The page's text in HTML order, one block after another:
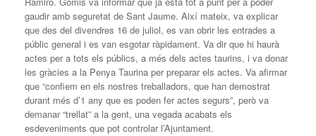
gaudir amb seguretat de Sant Jaume. Així mateix, va explicar
que des del divendres 16 de juliol, es van obrir les entrades a
públic general i es van esgotar ràpidament. Va dir que hi haurà
actes per a tots els públics, a més dels actes taurins, i va donar
les gràcies a la Penya Taurina per preparar els actes. Va afirmar
que “confiem en els nostres treballadors, que han demostrat
durant més d’1 any que es poden fer actes segurs”, però va
demanar “trellat” a la gent, una vegada acabats els
esdeveniments que pot controlar l’Ajuntament.